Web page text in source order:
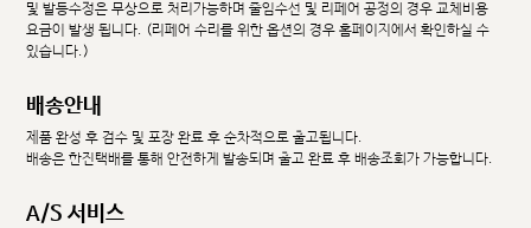
및 발등수정은 무상으로 처리가능하며 줄임수선 및 리페어 공정의 경우 교체비용
요금이 발생 됩니다. (리페어 수리를 위한 옵션의 경우 홈페이지에서 확인하실 수
있습니다.)
배송안내
제품 완성 후 검수 및 포장 완료 후 순차적으로 출고됩니다.
배송은 한진택배를 통해 안전하게 발송되며 출고 완료 후 배송조회가 가능합니다.
A/S 서비스